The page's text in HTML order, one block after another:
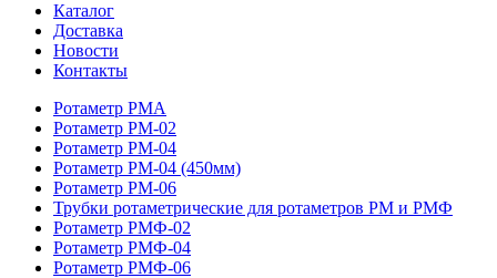
Каталог
Доставка
Новости
Контакты
Ротаметр РМА
Ротаметр РМ-02
Ротаметр РМ-04
Ротаметр РМ-04 (450мм)
Ротаметр РМ-06
Трубки ротаметрические для ротаметров РМ и РМФ
Ротаметр РМФ-02
Ротаметр РМФ-04
Ротаметр РМФ-06